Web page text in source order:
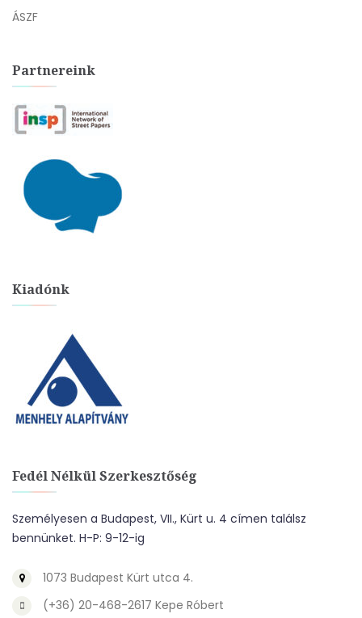
ÁSZF
Partnereink
Kiadónk
Fedél Nélkül Szerkesztőség
Személyesen a Budapest, VII., Kürt u. 4 címen találsz
bennünket. H-P: 9-12-ig
1073 Budapest Kürt utca 4.
(+36) 20-468-2617 Kepe Róbert